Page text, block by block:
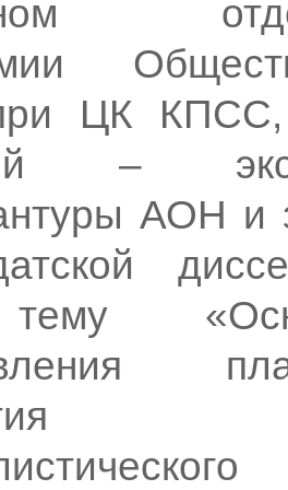
ЦК КПСС,
–
АОН и